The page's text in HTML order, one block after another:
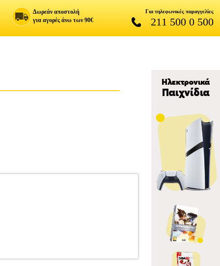
Δωρεάν αποστολή
για αγορές άνω των 90€
Για τηλεφωνικές παραγγελίες
211 500 0 500